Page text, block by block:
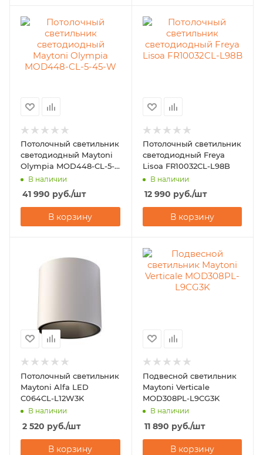
Потолочный светильник
светодиодный Maytoni
Olympia MOD448-CL-5-
45-W
В наличии
41 990 руб./шт
В корзину
Потолочный светильник
светодиодный Freya
Lisoa FR10032CL-L98B
В наличии
12 990 руб./шт
В корзину
Потолочный светильник
Maytoni Alfa LED
C064CL-L12W3K
В наличии
2 520 руб./шт
В корзину
Подвесной светильник
Maytoni Verticale
MOD308PL-L9CG3K
В наличии
11 890 руб./шт
В корзину